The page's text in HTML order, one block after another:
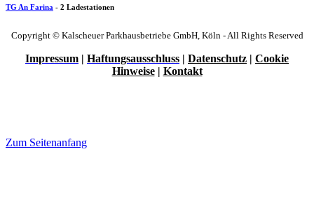
TG An Farina - 2 Ladestationen
Copyright © Kalscheuer Parkhausbetriebe GmbH, Köln - All Rights Reserved
Impressum | Haftungsausschluss | Datenschutz | Cookie
Hinweise | Kontakt
Zum Seitenanfang